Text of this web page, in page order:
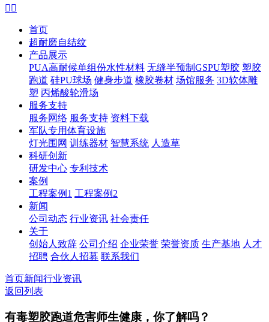
 
首页
超耐磨自结纹
产品展示
PUA高耐候单组份水性材料 无缝半预制GSPU塑胶 塑胶
跑道 硅PU球场 健身步道 橡胶卷材 场馆服务 3D软体雕
塑 丙烯酸轮滑场
服务支持
服务网络 服务支持 资料下载
军队专用体育设施
灯光围网 训练器材 智慧系统 人造草
科研创新
研发中心 专利技术
案例
工程案例1 工程案例2
新闻
公司动态 行业资讯 社会责任
关于
创始人致辞 公司介绍 企业荣誉 荣誉资质 生产基地 人才
招聘 合伙人招募 联系我们
首页新闻行业资讯
返回列表
有毒塑胶跑道危害师生健康，你了解吗？